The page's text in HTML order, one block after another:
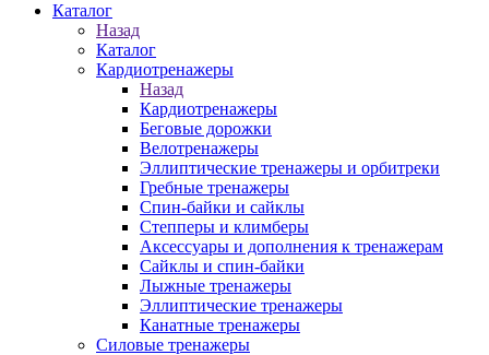
Каталог
Назад
Каталог
Кардиотренажеры
Назад
Кардиотренажеры
Беговые дорожки
Велотренажеры
Эллиптические тренажеры и орбитреки
Гребные тренажеры
Спин-байки и сайклы
Степперы и климберы
Аксессуары и дополнения к тренажерам
Сайклы и спин-байки
Лыжные тренажеры
Эллиптические тренажеры
Канатные тренажеры
Силовые тренажеры